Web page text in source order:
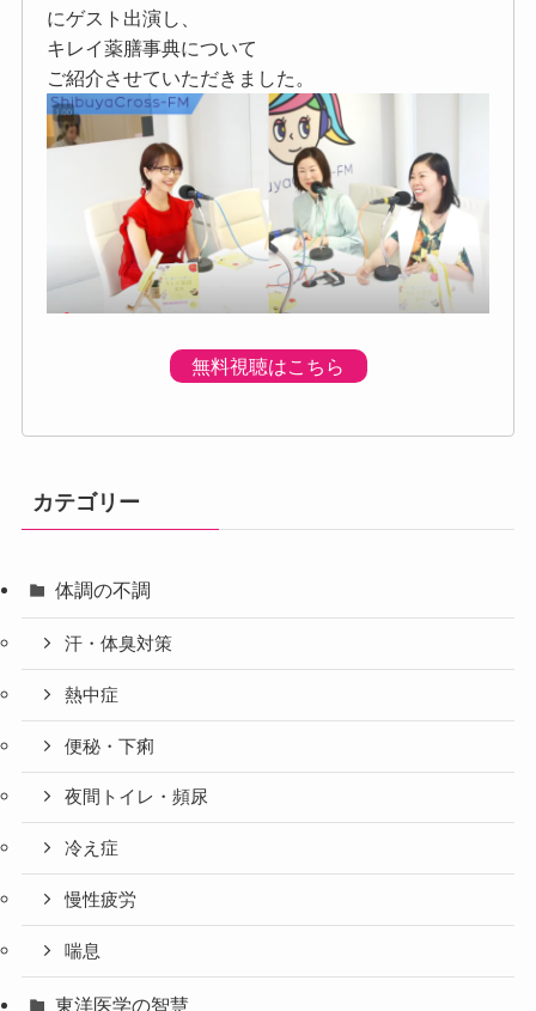
にゲスト出演し、
キレイ薬膳事典について
ご紹介させていただきました。
無料視聴はこちら
カテゴリー
体調の不調
汗・体臭対策
熱中症
便秘・下痢
夜間トイレ・頻尿
冷え症
慢性疲労
喘息
東洋医学の智慧